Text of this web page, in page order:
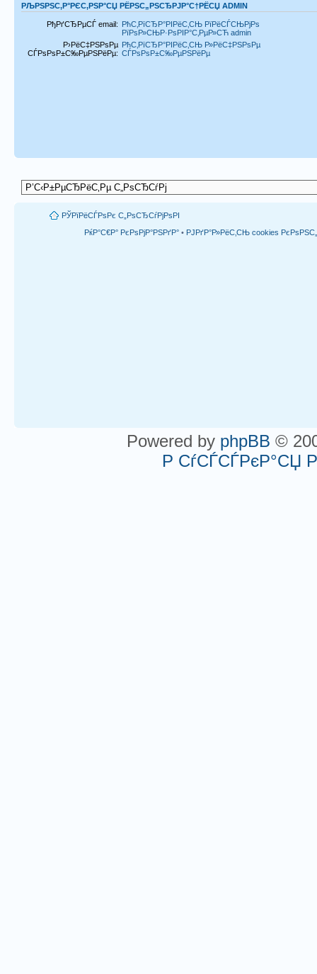
РЉРЅРЅС‚Р°РЄС‚РЅР°СЏ РЁРЅС„РЅСЂРЈР°С†РЁСЏ ADMIN
РђРґСЂРµСЃ email: РћС‚РїСЂР°РІРёС‚СЊ РїРёСЃСЊРјРѕ
РїРѕР»СЊР·РѕРІР°С‚РµР»СЋ admin
Р›РёС‡РЅРѕРµ
СЃРѕРѕР±С‰РµРЅРёРµ:
РћС‚РїСЂР°РІРёС‚СЊ Р»РёС‡РЅРѕРµ
СЃРѕРѕР±С‰РµРЅРёРµ
РЎРїРёСЃРѕРє С„РѕСЂСѓРјРѕРІ
РќР°С€Р° РєРѕРјР°РЅРґР° • РЈРґР°Р»РёС‚СЊ cookies
Powered by phpBB ©
Р СѓСЃСЃРєР°СЏ